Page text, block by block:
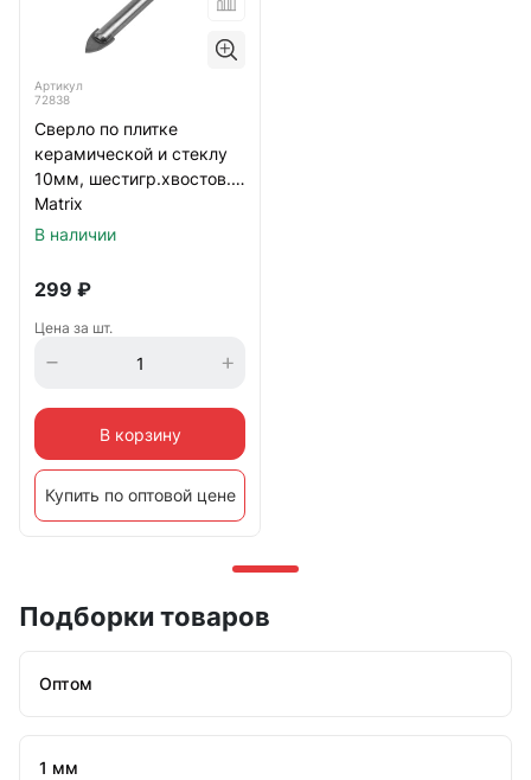
Артикул
72838
Сверло по плитке
керамической и стеклу
10мм, шестигр.хвостов.
Matrix
В наличии
299 ₽
Цена за шт.
В корзину
Купить по оптовой цене
Подборки товаров
Оптом
1 мм